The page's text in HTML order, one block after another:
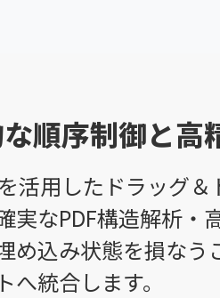
順序制御と高
用したドラッグ＆
実なPDF構造解析
め込み状態を損な
統合します。